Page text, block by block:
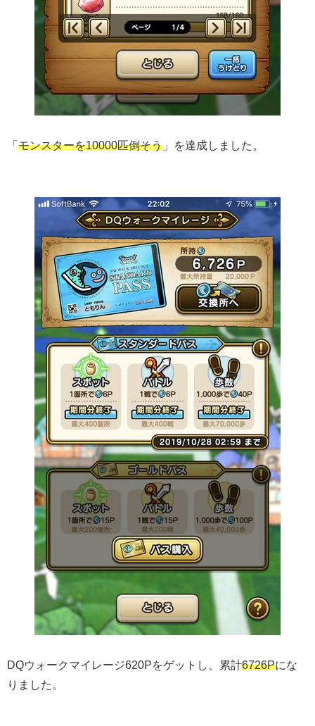
「 モンスターを10000匹倒そう 」を達成しました。
DQウォークマイレージ620Pをゲットし、累計6726Pにな
りました。